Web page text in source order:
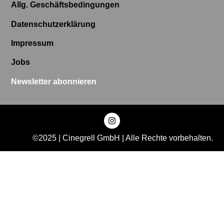
Allg. Geschäftsbedingungen
Datenschutzerklärung
Impressum
Jobs
Newsletter abonnieren
©2025 | Cinegrell GmbH | Alle Rechte vorbehalten.